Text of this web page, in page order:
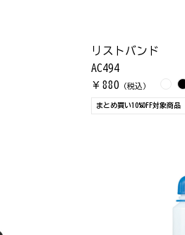
リストバンド
AC494
￥ 880 （税込）
まとめ買い10%OFF対象商品